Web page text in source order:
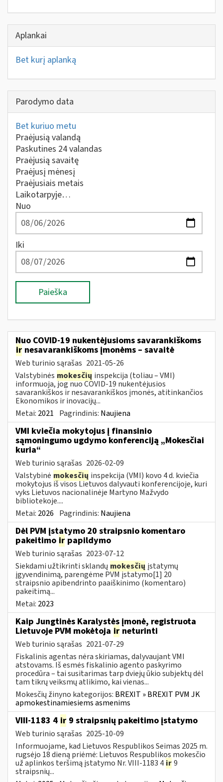
Aplankai
Bet kurį aplanką
Parodymo data
Bet kuriuo metu
Praėjusią valandą
Paskutines 24 valandas
Praėjusią savaitę
Praėjusį mėnesį
Praėjusiais metais
Laikotarpyje…
Nuo
Iki
Paieška
Nuo COVID-19 nukentėjusioms savarankiškoms
ir nesavarankiškoms įmonėms – savaitė
Web turinio sąrašas 2021-05-26
Valstybinės mokesčių inspekcija (toliau – VMI)
informuoja, jog nuo COVID-19 nukentėjusios
savarankiškos ir nesavarankiškos įmonės, atitinkančios
Ekonomikos ir inovacijų...
Metai: 2021 Pagrindinis: Naujiena
VMI kviečia mokytojus į finansinio
sąmoningumo ugdymo konferenciją „Mokesčiai
kuria“
Web turinio sąrašas 2026-02-09
Valstybinė mokesčių inspekcija (VMI) kovo 4 d. kviečia
mokytojus iš visos Lietuvos dalyvauti konferencijoje, kuri
vyks Lietuvos nacionalinėje Martyno Mažvydo
bibliotekoje....
Metai: 2026 Pagrindinis: Naujiena
Dėl PVM įstatymo 20 straipsnio komentaro
pakeitimo ir papildymo
Web turinio sąrašas 2023-07-12
Siekdami užtikrinti sklandų mokesčių įstatymų
įgyvendinimą, parengėme PVM įstatymo[1] 20
straipsnio apibendrinto paaiškinimo (komentaro)
pakeitimą...
Metai: 2023
Kaip Jungtinės Karalystės įmonė, registruota
Lietuvoje PVM mokėtoja ir neturinti
Web turinio sąrašas 2021-07-29
Fiskalinis agentas nėra skiriamas, dalyvaujant VMI
atstovams. Iš esmės fiskalinio agento paskyrimo
procedūra – tai susitarimas tarp dviejų ūkio subjektų dėl
tam tikrų veiksmų atlikimo, kai vienas...
Mokesčių žinyno kategorijos: BREXIT » BREXIT PVM JK
apmokestinamiesiems asmenims
VIII-1183 4 ir 9 straipsnių pakeitimo įstatymo
Web turinio sąrašas 2025-10-09
Informuojame, kad Lietuvos Respublikos Seimas 2025 m.
rugsėjo 18 dieną priėmė: Lietuvos Respublikos mokesčio
už aplinkos teršimą įstatymo Nr. VIII-1183 4 ir9
straipsnių...